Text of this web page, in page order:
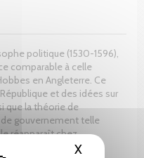
XMasquer
politique (1530-1596),
comparable à celle
en Angleterre. Ce
et des idées sur
que la théorie de
gouvernement telle
réapparaît chez